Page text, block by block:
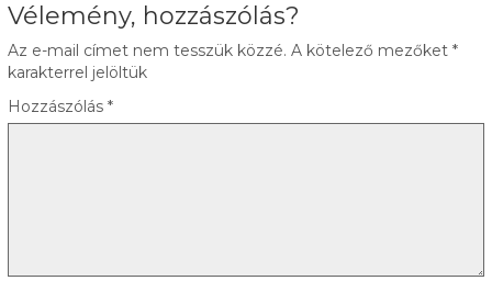
Vélemény, hozzászólás?
Az e-mail címet nem tesszük közzé. A kötelező mezőket *
karakterrel jelöltük
Hozzászólás *